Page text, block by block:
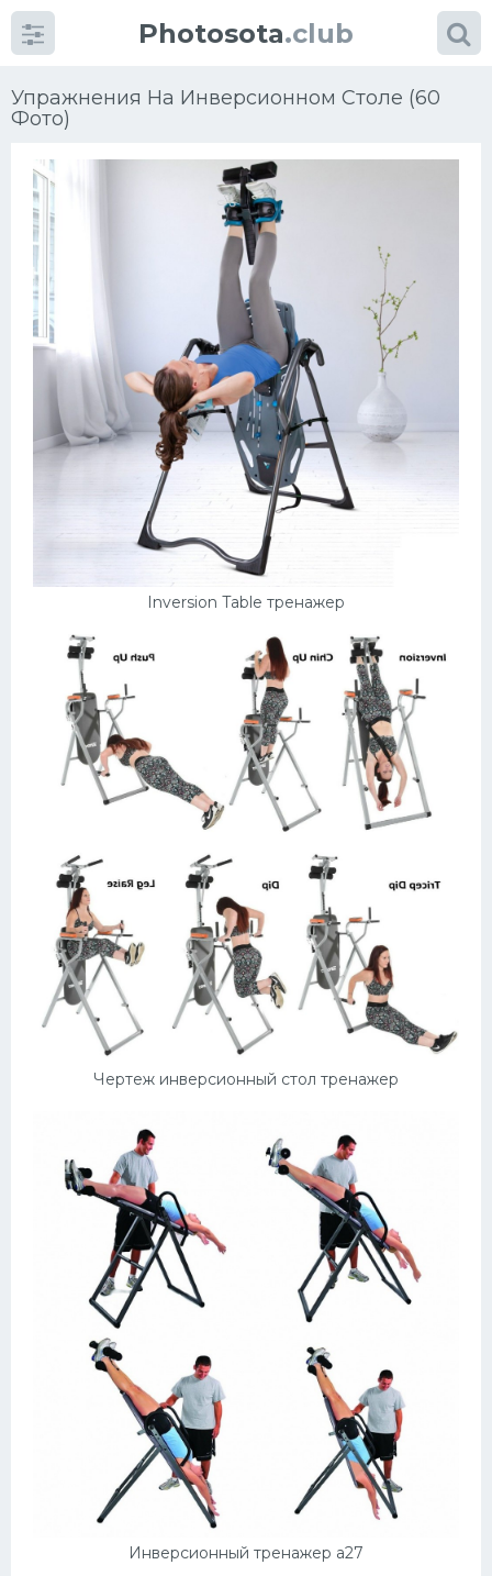
Photosota.club
Упражнения На Инверсионном Столе (60
Фото)
Inversion Table тренажер
Чертеж инверсионный стол тренажер
Инверсионный тренажер a27
Фото
Еще картинки...
Футбол
Баскетбол
Хоккей
Конькобежный спорт
Интерьер квартиры